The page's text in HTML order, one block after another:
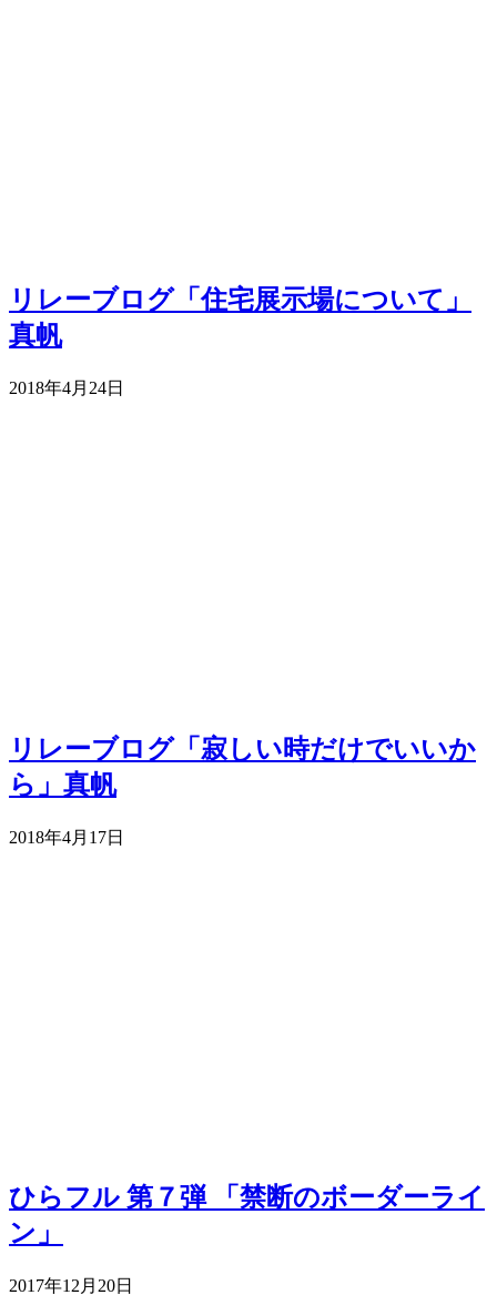
リレーブログ「住宅展示場について」
真帆
2018年4月24日
リレーブログ「寂しい時だけでいいか
ら」真帆
2018年4月17日
ひらフル 第７弾 「禁断のボーダーライ
ン」
2017年12月20日